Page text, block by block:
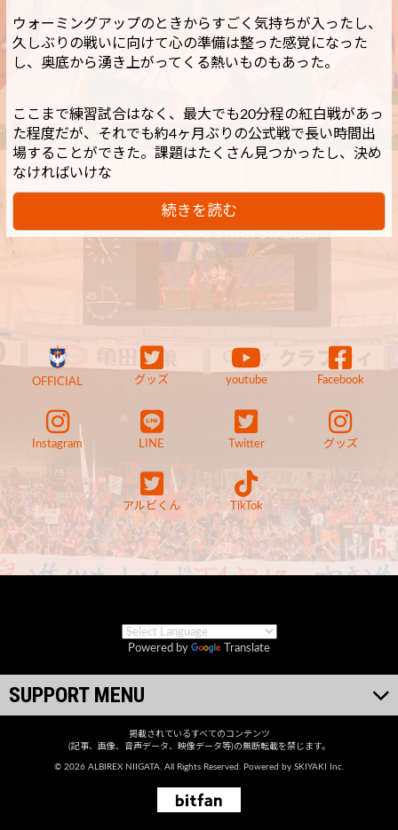
ウォーミングアップのときからすごく気持ちが入ったし、
久しぶりの戦いに向けて心の準備は整った感覚になった
し、奥底から湧き上がってくる熱いものもあった。
ここまで練習試合はなく、最大でも20分程の紅白戦があっ
た程度だが、それでも約4ヶ月ぶりの公式戦で長い時間出
場することができた。課題はたくさん見つかったし、決め
なければいけな
続きを読む
OFFICIAL グッズ youtube Facebook
Instagram LINE Twitter グッズ
アルビくん TikTok
Powered by Translate
SUPPORT MENU
掲載されているすべてのコンテンツ
(記事、画像、音声データ、映像データ等)の無断転載を禁じます。
© 2026 ALBIREX NIIGATA. All Rights Reserved. Powered by SKIYAKI Inc.